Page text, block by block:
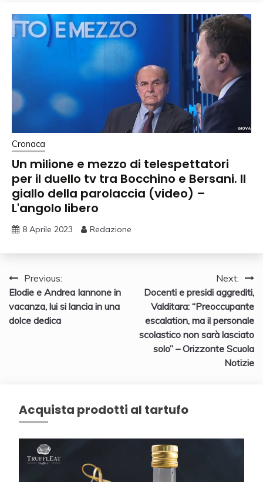
Cronaca
Un milione e mezzo di telespettatori
per il duello tv tra Bocchino e Bersani. Il
giallo della parolaccia (video) –
L'angolo libero
8 Aprile 2023 Redazione
Navigazione
articoli
Previous:
Elodie e Andrea Iannone in
vacanza, lui si lancia in una
dolce dedica
Next:
Docenti e presidi aggrediti,
Valditara: “Preoccupante
escalation, ma il personale
scolastico non sarà lasciato
solo” – Orizzonte Scuola
Notizie
Acquista prodotti al tartufo